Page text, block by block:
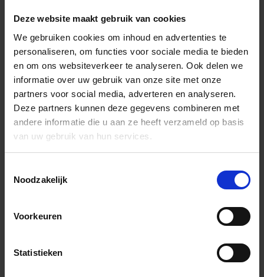
Deze website maakt gebruik van cookies
We gebruiken cookies om inhoud en advertenties te
personaliseren, om functies voor sociale media te bieden
en om ons websiteverkeer te analyseren. Ook delen we
informatie over uw gebruik van onze site met onze
partners voor social media, adverteren en analyseren.
Deze partners kunnen deze gegevens combineren met
andere informatie die u aan ze heeft verzameld op basis
van uw gebruik van hun services.
Noodzakelijk
Voorkeuren
Statistieken